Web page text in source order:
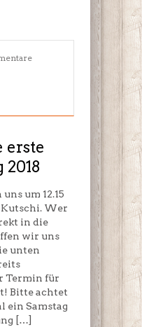
erste
um 12.15
Wer
in die
wir uns
unten
Termin für
Bitte achtet
ein Samstag
[…]